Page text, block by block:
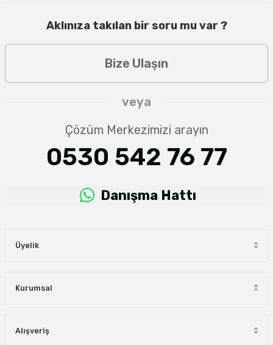
Aklınıza takılan bir soru mu var ?
Bize Ulaşın
veya
Çözüm Merkezimizi arayın
0530 542 76 77
Danışma Hattı
Üyelik
Kurumsal
Alışveriş